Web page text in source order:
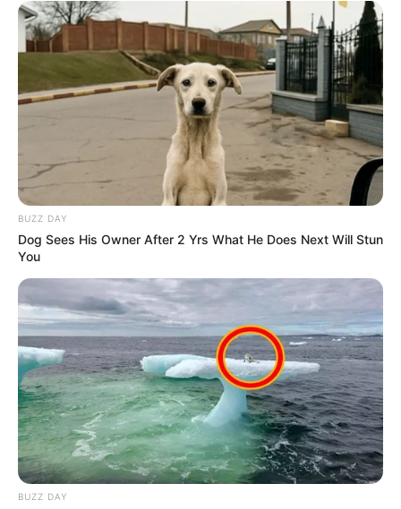
BUZZ DAY
Dog Sees His Owner After 2 Yrs What He Does Next Will Stun
You
BUZZ DAY